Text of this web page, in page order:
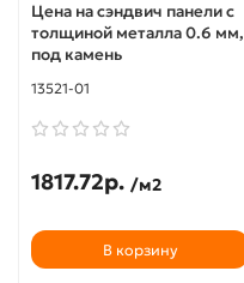
Цена на сэндвич панели с
толщиной металла 0.6 мм,
под камень
13521-01
1817.72р. /м2
В корзину